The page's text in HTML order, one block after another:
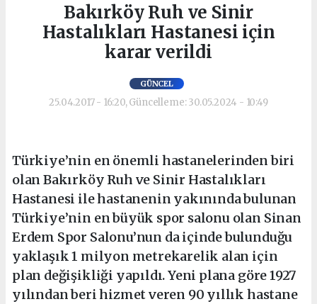
Bakırköy Ruh ve Sinir
Hastalıkları Hastanesi için
karar verildi
GÜNCEL
25.04.2017 - 16:20, Güncelleme: 30.05.2024 - 10:49
Türkiye’nin en önemli hastanelerinden biri
olan Bakırköy Ruh ve Sinir Hastalıkları
Hastanesi ile hastanenin yakınında bulunan
Türkiye’nin en büyük spor salonu olan Sinan
Erdem Spor Salonu’nun da içinde bulunduğu
yaklaşık 1 milyon metrekarelik alan için
plan değişikliği yapıldı. Yeni plana göre 1927
yılından beri hizmet veren 90 yıllık hastane